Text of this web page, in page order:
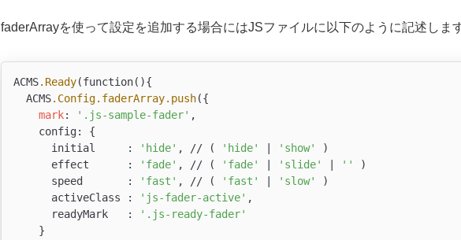
faderArrayを使って設定を追加する場合にはJSファイルに以下のように記述しま
ACMS.Ready(function(){
  ACMS
.Config.faderArray.push({
mark: '.js-sample-fader' ,
    config: {
      initial     :
'hide' , // ( 'hide' 'show'
)
      effect      :
'fade' , // ( 'fade' 'slide' ''
)
      speed       :
'fast' , // ( 'fast' 'slow'
)
      activeClass :
'js-fader-active' ,
      readyMark   :
'.js-ready-fader'
    }